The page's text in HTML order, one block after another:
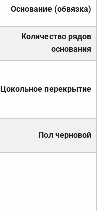
Основание (обвязка)
Количество рядов
основания
Цокольное перекрытие
Пол черновой